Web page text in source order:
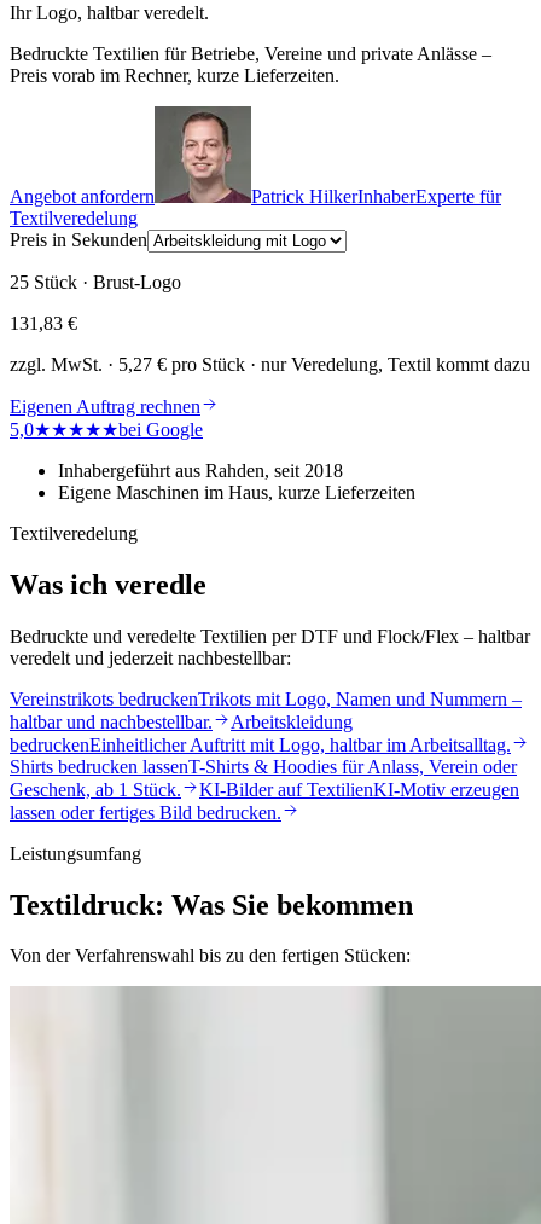
Ihr Logo, haltbar veredelt.
Bedruckte Textilien für Betriebe, Vereine und private Anlässe –
Preis vorab im Rechner, kurze Lieferzeiten.
Angebot anfordern Patrick HilkerInhaberExperte für
Textilveredelung
Preis in Sekunden
25 Stück · Brust-Logo
131,83 €
zzgl. MwSt. · 5,27 € pro Stück · nur Veredelung, Textil kommt dazu
Eigenen Auftrag rechnen
5,0★★★★★bei Google
Inhabergeführt aus Rahden, seit 2018
Eigene Maschinen im Haus, kurze Lieferzeiten
Textilveredelung
Was ich veredle
Bedruckte und veredelte Textilien per DTF und Flock/Flex – haltbar
veredelt und jederzeit nachbestellbar:
Vereinstrikots bedruckenTrikots mit Logo, Namen und Nummern –
haltbar und nachbestellbar.
Arbeitskleidung
bedruckenEinheitlicher Auftritt mit Logo, haltbar im Arbeitsalltag.
Shirts bedrucken lassenT-Shirts & Hoodies für Anlass, Verein oder
Geschenk, ab 1 Stück.
KI-Bilder auf TextilienKI-Motiv erzeugen
lassen oder fertiges Bild bedrucken.
Leistungsumfang
Textildruck: Was Sie bekommen
Von der Verfahrenswahl bis zu den fertigen Stücken: